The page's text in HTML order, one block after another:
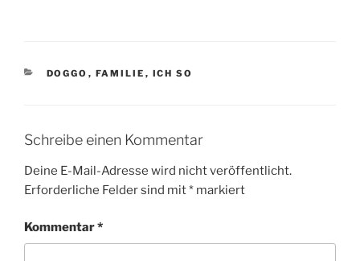
KATEGORIEN
DOGGO , FAMILIE , ICH SO
Schreibe einen Kommentar
Deine E-Mail-Adresse wird nicht veröffentlicht.
Erforderliche Felder sind mit* markiert
Kommentar*